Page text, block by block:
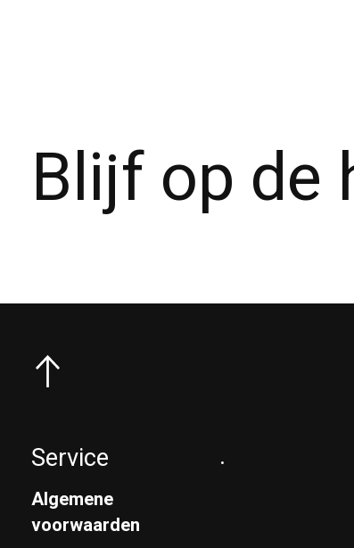
Blijf op de
Service
Algemene
voorwaarden
.